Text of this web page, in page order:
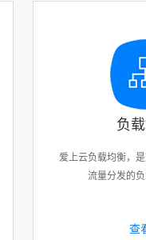
负
爱上云负载均衡，
流量分发的
查